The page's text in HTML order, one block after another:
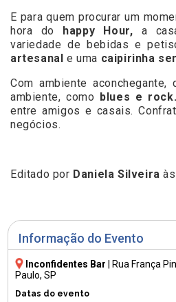
Informação do Evento
Inconfidentes Bar Rua França
Paulo, SP
Datas do evento
E para quem procurar um
hora do
happy Hour, a
variedade de bebidas e
artesanal e uma caipirinha
Com ambiente
ambiente, como
blues e rock.
entre amigos e casais.
negócios.
Editado por Daniela Silveira